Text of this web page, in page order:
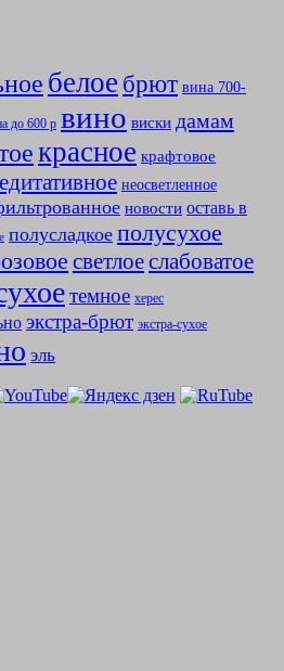
белое брют вина 700-
до 600 р вино виски дамам
красное крафтовое
неосветленное
новости оставь в
полусладкое полусухое
светлоеслабоватое
темное херес
экстра-брют экстра-сухое
эль